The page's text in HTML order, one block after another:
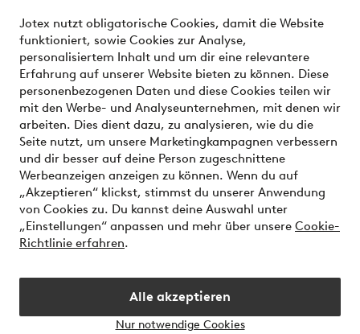
Jotex nutzt obligatorische Cookies, damit die Website
funktioniert, sowie Cookies zur Analyse,
personalisiertem Inhalt und um dir eine relevantere
Erfahrung auf unserer Website bieten zu können. Diese
personenbezogenen Daten und diese Cookies teilen wir
mit den Werbe- und Analyseunternehmen, mit denen wir
arbeiten. Dies dient dazu, zu analysieren, wie du die
Seite nutzt, um unsere Marketingkampagnen verbessern
und dir besser auf deine Person zugeschnittene
Werbeanzeigen anzeigen zu können. Wenn du auf
„Akzeptieren“ klickst, stimmst du unserer Anwendung
von Cookies zu. Du kannst deine Auswahl unter
„Einstellungen“ anpassen und mehr über unsere Cookie-
Richtlinie erfahren.
Alle akzeptieren
Nur notwendige Cookies
Bedingungen
Sichere Zahlungen - Jetzt bezahlen oder aufteilen
Möchtest du mehr über unsere
Zahlungsmöglichkeitenerfahren?